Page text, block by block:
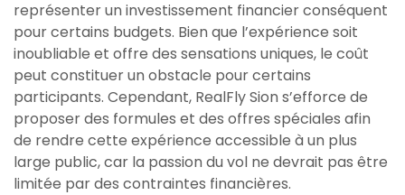
représenter un investissement financier conséquent
pour certains budgets. Bien que l’expérience soit
inoubliable et offre des sensations uniques, le coût
peut constituer un obstacle pour certains
participants. Cependant, RealFly Sion s’efforce de
proposer des formules et des offres spéciales afin
de rendre cette expérience accessible à un plus
large public, car la passion du vol ne devrait pas être
limitée par des contraintes financières.